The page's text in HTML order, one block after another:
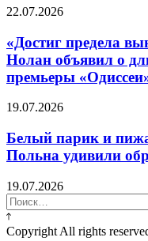
22.07.2026
«Достиг предела
Нолан объявил о
премьеры
19.07.2026
Белый парик и
Польна удивили
19.07.2026
Найти:
Copyright All rights